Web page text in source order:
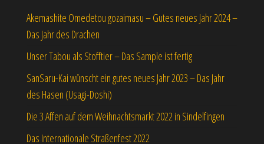
Akemashite Omedetou gozaimasu – Gutes neues Jahr 2024 –
Das Jahr des Drachen
Unser Tabou als Stofftier – Das Sample ist fertig
SanSaru-Kai wünscht ein gutes neues Jahr 2023 – Das Jahr
des Hasen (Usagi-Doshi)
Die 3 Affen auf dem Weihnachtsmarkt 2022 in Sindelfingen
Das Internationale Straßenfest 2022